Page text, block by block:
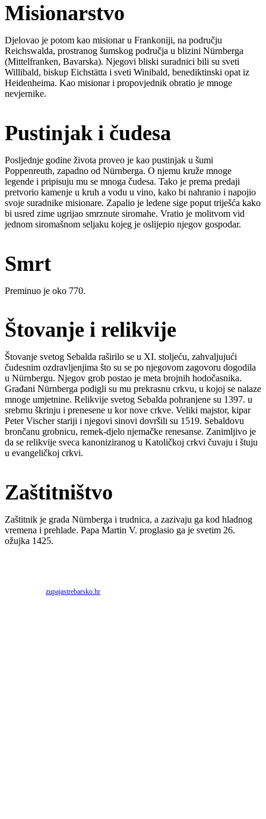
Misionarstvo
Djelovao je potom kao misionar u Frankoniji, na području
Reichswalda, prostranog šumskog područja u blizini Nürnberga
(Mittelfranken, Bavarska). Njegovi bliski suradnici bili su sveti
Willibald, biskup Eichstätta i sveti Winibald, benediktinski opat iz
Heidenheima. Kao misionar i propovjednik obratio je mnoge
nevjernike.
Pustinjak i čudesa
Posljednje godine života proveo je kao pustinjak u šumi
Poppenreuth, zapadno od Nürnberga. O njemu kruže mnoge
legende i pripisuju mu se mnoga čudesa. Tako je prema predaji
pretvorio kamenje u kruh a vodu u vino, kako bi nahranio i napojio
svoje suradnike misionare. Zapalio je ledene sige poput triješća kako
bi usred zime ugrijao smrznute siromahe. Vratio je molitvom vid
jednom siromašnom seljaku kojeg je oslijepio njegov gospodar.
Smrt
Preminuo je oko 770.
Štovanje i relikvije
Štovanje svetog Sebalda raširilo se u XI. stoljeću, zahvaljujući
čudesnim ozdravljenjima što su se po njegovom zagovoru dogodila
u Nürnbergu. Njegov grob postao je meta brojnih hodočasnika.
Građani Nürnberga podigli su mu prekrasnu crkvu, u kojoj se nalaze
mnoge umjetnine. Relikvije svetog Sebalda pohranjene su 1397. u
srebrnu škrinju i prenesene u kor nove crkve. Veliki majstor, kipar
Peter Vischer stariji i njegovi sinovi dovršili su 1519. Sebaldovu
brončanu grobnicu, remek-djelo njemačke renesanse. Zanimljivo je
da se relikvije sveca kanoniziranog u Katoličkoj crkvi čuvaju i štuju
u evangeličkoj crkvi.
Zaštitništvo
Zaštitnik je grada Nürnberga i trudnica, a zazivaju ga kod hladnog
vremena i prehlade. Papa Martin V. proglasio ga je svetim 26.
ožujka 1425.
Izvor:zupajastrebarsko.hr